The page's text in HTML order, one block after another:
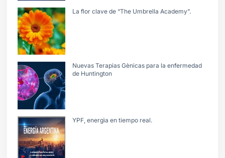
La flor clave de “The Umbrella Academy”.
Nuevas Terapias Gènicas para la enfermedad
de Huntington
YPF, energìa en tiempo real.